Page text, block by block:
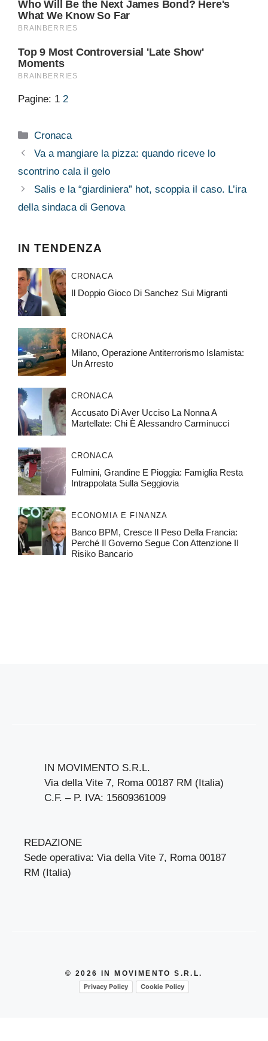
Pagine: 1 2
Categorie
Cronaca
Va a mangiare la pizza: quando riceve lo
scontrino cala il gelo
Salis e la “giardiniera” hot, scoppia il caso. L’ira
della sindaca di Genova
IN TENDENZA
CRONACA
Il Doppio Gioco Di Sanchez Sui Migranti
CRONACA
Milano, Operazione Antiterrorismo Islamista:
Un Arresto
CRONACA
Accusato Di Aver Ucciso La Nonna A
Martellate: Chi È Alessandro Carminucci
CRONACA
Fulmini, Grandine E Pioggia: Famiglia Resta
Intrappolata Sulla Seggiovia
ECONOMIA E FINANZA
Banco BPM, Cresce Il Peso Della Francia:
Perché Il Governo Segue Con Attenzione Il
Risiko Bancario
IN MOVIMENTO S.R.L.
Via della Vite 7, Roma 00187 RM (Italia)
C.F. – P. IVA: 15609361009
REDAZIONE
Sede operativa: Via della Vite 7, Roma 00187
RM (Italia)
© 2026 IN MOVIMENTO S.R.L.
Privacy Policy
Cookie Policy